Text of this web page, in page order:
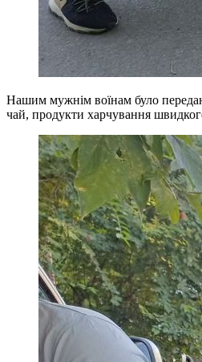
Нашим мужнім воїнам було
чай, продукти харчування